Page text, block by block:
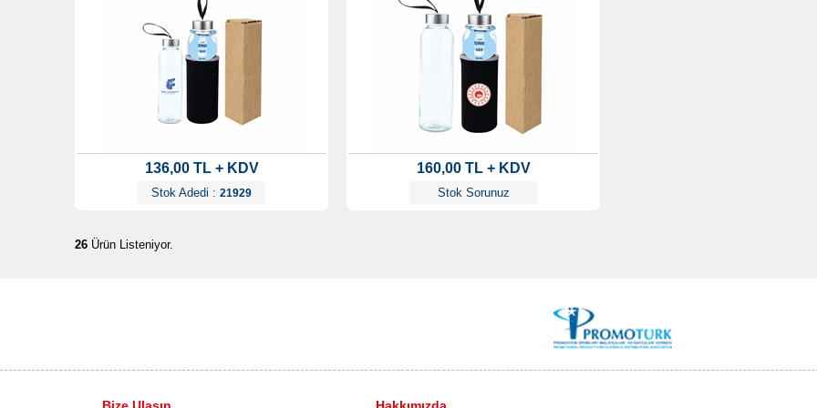
136,00 TL + KDV
Stok Adedi : 21929
160,00 TL + KDV
Stok Sorunuz
26 Ürün Listeniyor.
Bize Ulaşın Hakkımızda